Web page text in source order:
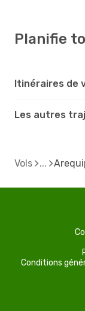
Planifie
Itinéraires de
Les autres
Vols
Conditions